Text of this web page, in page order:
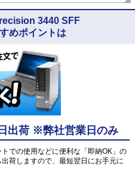
3440 SFF
めポイントは
出荷 ※弊社営業日のみ
での使用などに便利な「即納OK」の
荷しますので、最短翌日にお手元に